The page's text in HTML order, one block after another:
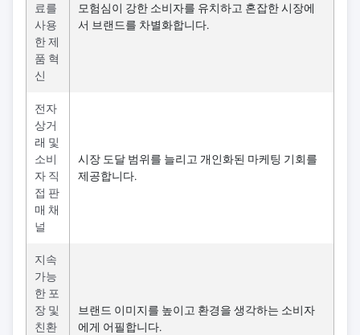
료를
사용
한 제
품 혁
신
모험심이 강한 소비자를 유치하고 혼잡한 시장에
서 브랜드를 차별화합니다.
전자
상거
래 및
소비
자 직
접 판
매 채
널
시장 도달 범위를 늘리고 개인화된 마케팅 기회를
제공합니다.
지속
가능
한 포
장 및
친환
브랜드 이미지를 높이고 환경을 생각하는 소비자
에게 어필합니다.